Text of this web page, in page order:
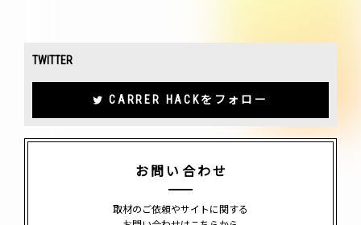
TWITTER
CARRER HACKをフォロー
お問い合わせ
取材のご依頼やサイトに関する